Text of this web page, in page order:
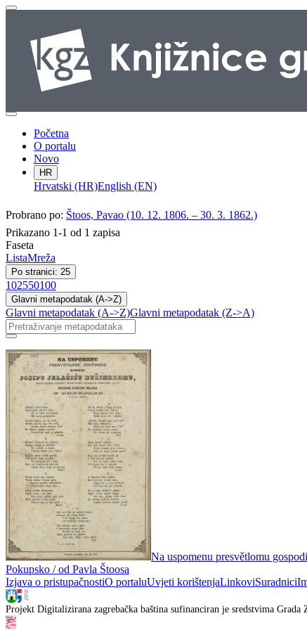
Početna
O portalu
Novo
HR
Hrvatski (HR)English (EN)
Probrano po: Štoos, Pavao (10. 12. 1806. – 30. 3. 1862.)
Prikazano 1-1 od 1 zapisa
Faseta
ListaMreža
Po stranici: 25
102550100
Glavni metapodatak (A->Z)
Glavni metapodatak (A->Z)Glavni metapodatak (Z->A)
Na uspomenu presvětlomu
Pokupsko / od Pavla Štoosa
Izjava o pristupačnostiO portaluUvjeti korištenjaLinkoviSuradnici
Projekt Digitalizirana zagrebačka baština sufinanciran je sredstvima